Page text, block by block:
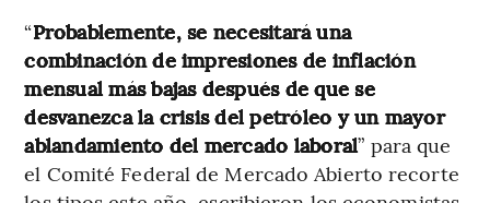
“Probablemente, se necesitará una
combinación de impresiones de inflación
mensual más bajas después de que se
desvanezca la crisis del petróleo y un mayor
ablandamiento del mercado laboral” para que
el Comité Federal de Mercado Abierto recorte